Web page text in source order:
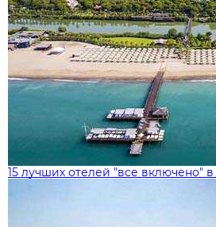
15 лучших отелей "все включено"